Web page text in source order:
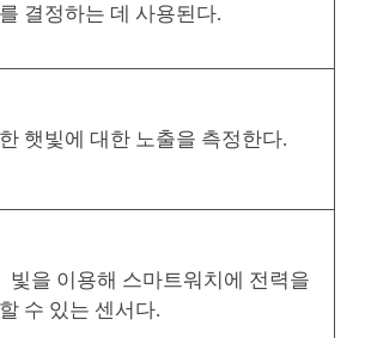
결정하는 데 사용된다.
햇빛에 대한 노출을 측정한다.
이용해 스마트워치에 전력을
수 있는 센서다.